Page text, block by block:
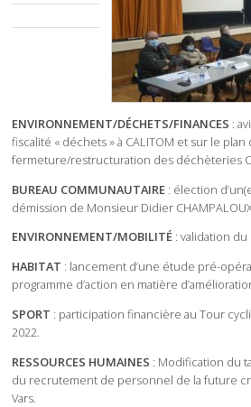
ENVIRONNEMENT/DÉCHETS/FINANCES :
fiscalité « déchets » à CALITOM et sur le plan
fermeture/restructuration des déchèteries
BUREAU COMMUNAUTAIRE: élection
démission de Monsieur Didier
ENVIRONNEMENT/MOBILITÉ: validation du
HABITAT : lancement d’une étude pré-
programme d’action en matière
SPORT : participation financière au Tour
2022.
RESSOURCES HUMAINES : Modification du
du recrutement de personnel de la future
Vars.